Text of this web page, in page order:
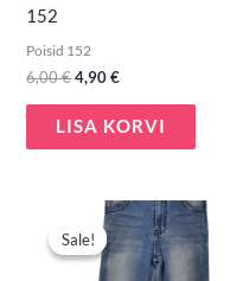
152
Poisid 152
6,00€4,90€
LISA KORVI
Sale!
Sale!
Algne
hind
oli:
4,90 €.
Praegune
hind
on:
3,00 €.